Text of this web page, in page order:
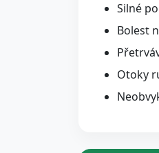
Silné
Bolest
Otoky